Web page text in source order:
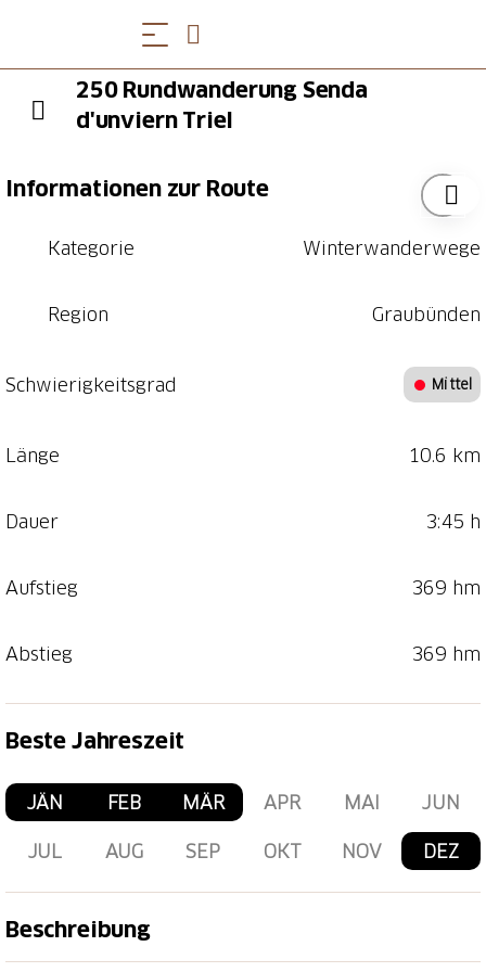
250 Rundwanderung Senda
d'unviern Triel
Informationen zur Route
Kategorie Winterwanderwege
Region Graubünden
Schwierigkeitsgrad Mittel
Länge 10.6 km
Dauer 3:45 h
Aufstieg 369 hm
Abstieg 369 hm
Beste Jahreszeit
JÄN FEB MÄR APR MAI JUN
JUL AUG SEP OKT NOV DEZ
Beschreibung